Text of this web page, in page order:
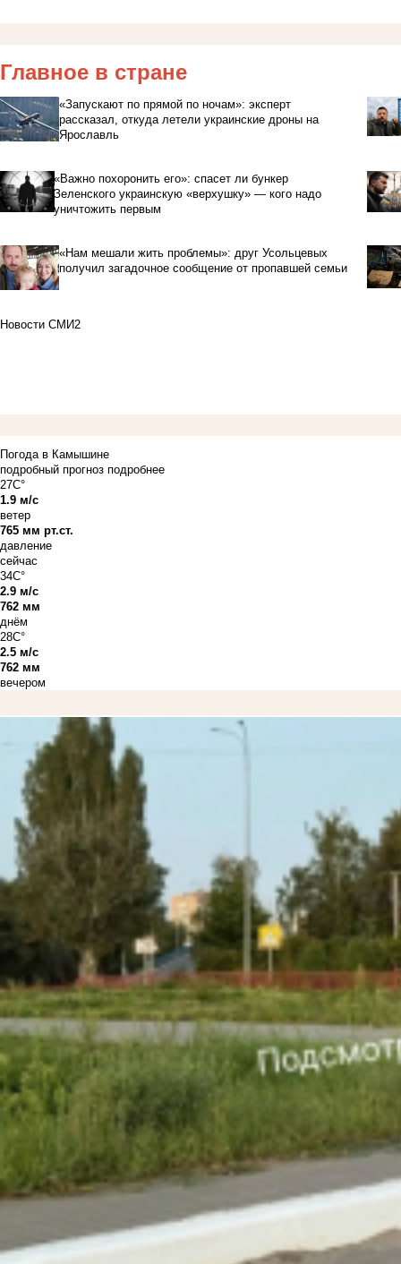
Главное в стране
«Запускают по прямой по ночам»: эксперт
рассказал, откуда летели украинские дроны на
Ярославль
«Важно похоронить его»: спасет ли бункер
Зеленского украинскую «верхушку» — кого надо
уничтожить первым
«Нам мешали жить проблемы»: друг Усольцевых
получил загадочное сообщение от пропавшей семьи
Новости СМИ2
Погода в Камышине
подробный прогноз подробнее
27C°
1.9 м/с
ветер
765 мм рт.ст.
давление
сейчас
34C°
2.9 м/с
762 мм
днём
28C°
2.5 м/с
762 мм
вечером